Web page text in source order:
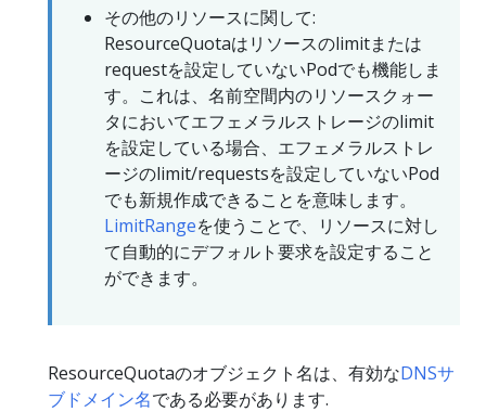
その他のリソースに関して:
ResourceQuotaはリソースのlimitまたは
requestを設定していないPodでも機能しま
す。これは、名前空間内のリソースクォー
タにおいてエフェメラルストレージのlimit
を設定している場合、エフェメラルストレ
ージのlimit/requestsを設定していないPod
でも新規作成できることを意味します。
LimitRangeを使うことで、リソースに対し
て自動的にデフォルト要求を設定すること
ができます。
ResourceQuotaのオブジェクト名は、有効なDNSサ
ブドメイン名である必要があります.